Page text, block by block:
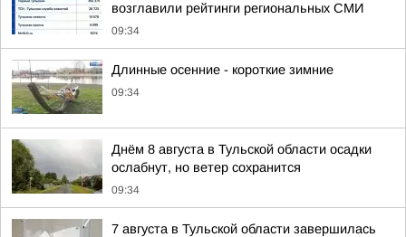
возглавили рейтинги региональных СМИ
09:34
Длинные осенние - короткие зимние
09:34
Днём 8 августа в Тульской области осадки
ослабнут, но ветер сохранится
09:34
7 августа в Тульской области завершилась